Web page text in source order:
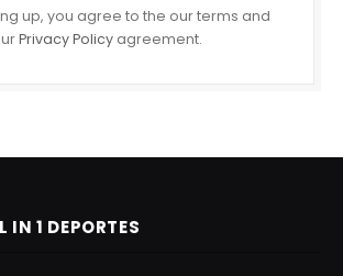
up, you agree to the our terms and
Privacy Policy agreement.
IN 1 DEPORTES